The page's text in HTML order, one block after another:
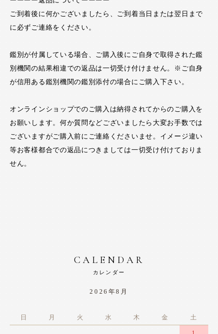
ご到着後に何かございましたら、ご到着当日または翌日まで
に必ずご連絡をください。
鑑別が付属している場合、ご購入後にご自身で取得された鑑
別機関の結果相違での返品は一切受け付けません。※ご自身
が信用ある鑑別機関の鑑別添付の場合にご購入下さい。
オンラインショップでのご購入は納得されてからのご購入を
お願いします。何か質問などございましたら大変お手数では
ございますがご購入前にご連絡くださいませ。イメージ違い
等お客様都合での返品につきましては一切受け付けておりま
せん。
CALENDAR
カレンダー
2026年8月
日 月 火 水 木 金 土